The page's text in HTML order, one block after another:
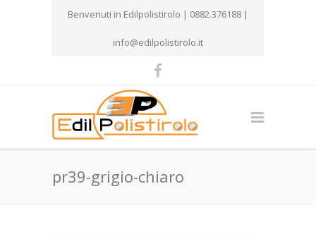
Benvenuti in Edilpolistirolo | 0882.376188 |
info@edilpolistirolo.it
pr39-grigio-chiaro